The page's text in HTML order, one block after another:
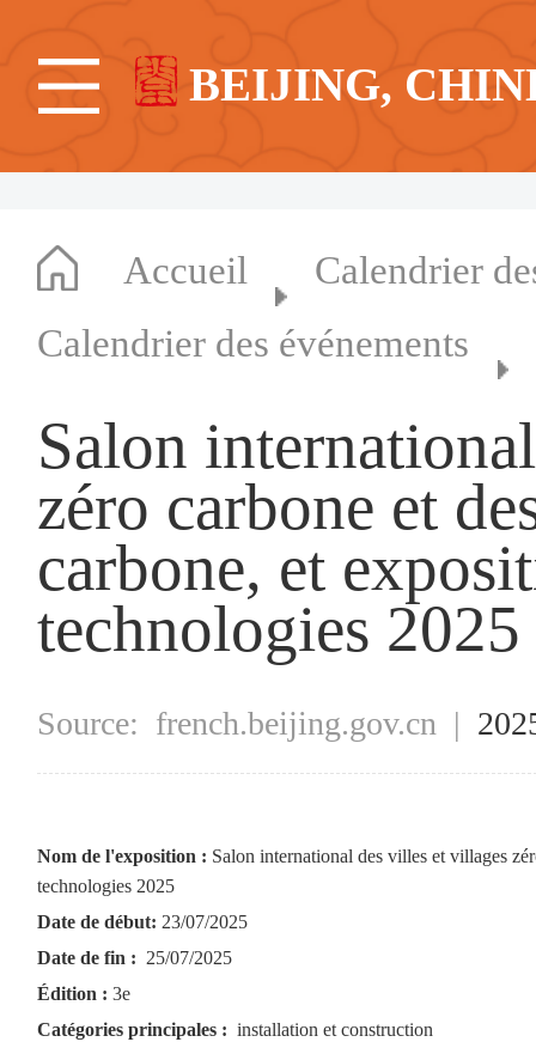
BEIJING,
Accueil
Calendrier
Calendrier des événements
Salon
zéro carbone et
carbone, et
technologies 2025
Source: french.beijing.gov.cn |
Nom de l'exposition : Salon international des villes et villages
technologies 2025
Date de début: 23/07/2025
Date de fin : 25/07/2025
Édition :3e
Catégories principales :installation et construction